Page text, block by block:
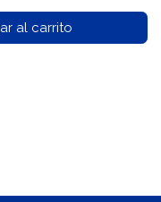
al carrito